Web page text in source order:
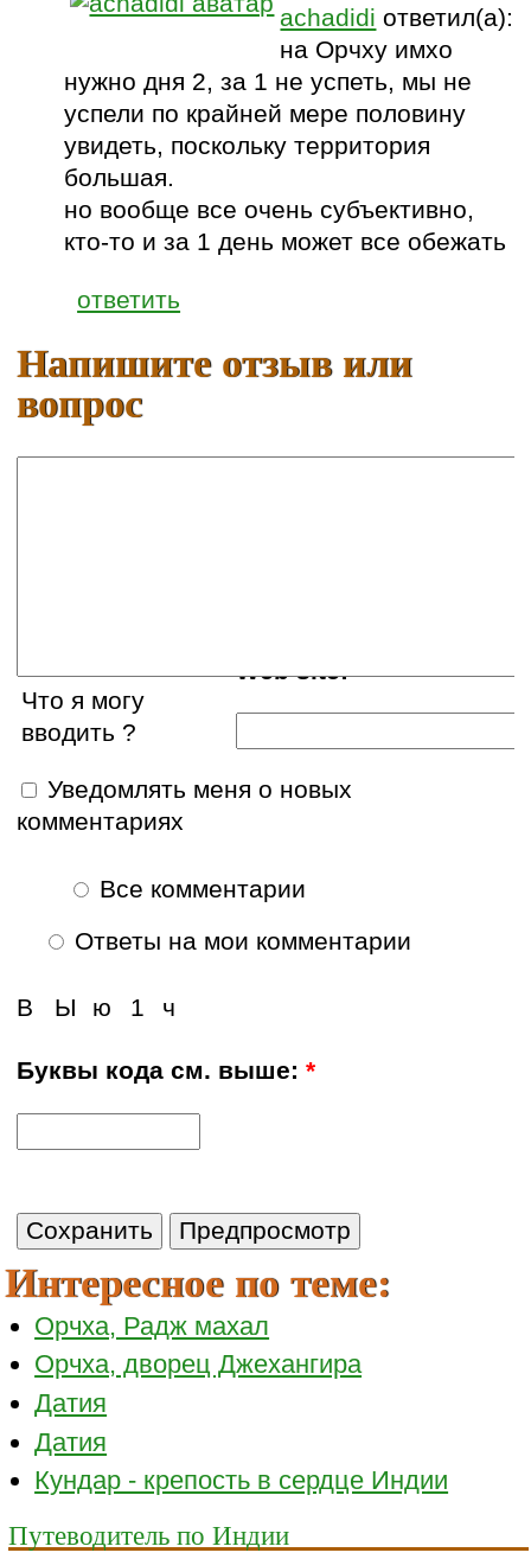
achadidi ответил(а):
на Орчху имхо
нужно дня 2, за 1 не успеть, мы не
успели по крайней мере половину
увидеть, поскольку территория
большая.
но вообще все очень субъективно,
кто-то и за 1 день может все обежать
ответить
Напишите отзыв или
вопрос
Web site:
Что я могу
вводить ?
Уведомлять меня о новых
комментариях
Все комментарии
Ответы на мои комментарии
1 ч
ю
Ы
В
Буквы кода см. выше:*
Интересное по теме:
Орчха, Радж махал
Орчха, дворец Джехангира
Датия
Датия
Кундар - крепость в сердце Индии
Путеводитель по Индии